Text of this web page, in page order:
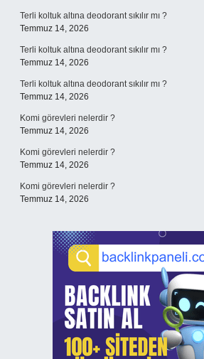
Terli koltuk altına deodorant sıkılır mı ?
Temmuz 14, 2026
Terli koltuk altına deodorant sıkılır mı ?
Temmuz 14, 2026
Terli koltuk altına deodorant sıkılır mı ?
Temmuz 14, 2026
Komi görevleri nelerdir ?
Temmuz 14, 2026
Komi görevleri nelerdir ?
Temmuz 14, 2026
Komi görevleri nelerdir ?
Temmuz 14, 2026